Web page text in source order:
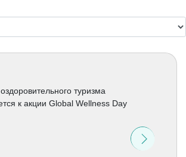
туризма
к акции Global Wellness Day